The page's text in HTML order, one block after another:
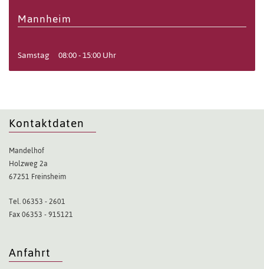
Mannheim
Samstag 08:00 - 15:00 Uhr
Kontaktdaten
Mandelhof
Holzweg 2a
67251 Freinsheim
Tel. 06353 - 2601
Fax 06353 - 915121
Anfahrt